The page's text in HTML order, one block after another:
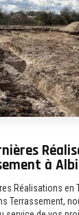
à Albi
Réalisations en
Terrassement,